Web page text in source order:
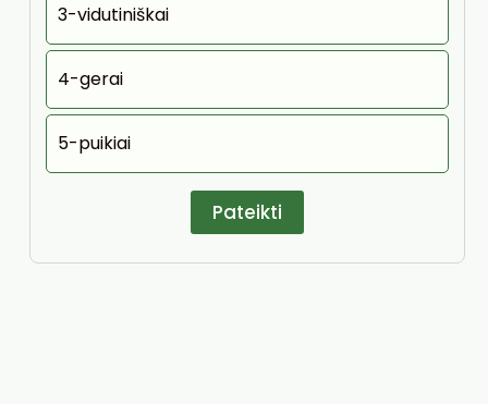
3-vidutiniškai
4-gerai
5-puikiai